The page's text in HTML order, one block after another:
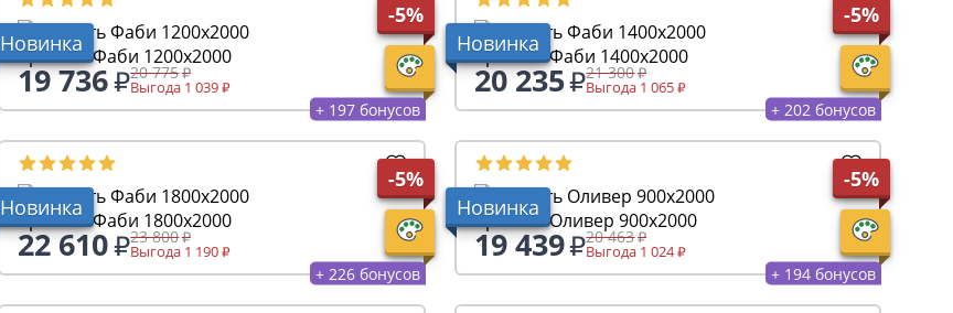
Новинка
-5%
Кровать Фаби 1200х2000
19 736 20 775
Выгода 1 039
+ 197 бонусов
Новинка
-5%
Кровать Фаби 1400х2000
20 235 21 300
Выгода 1 065
+ 202 бонусов
Новинка
-5%
Кровать Фаби 1800х2000
22 610 23 800
Выгода 1 190
+ 226 бонусов
Новинка
-5%
Кровать Оливер 900х2000
19 439 20 463
Выгода 1 024
+ 194 бонусов